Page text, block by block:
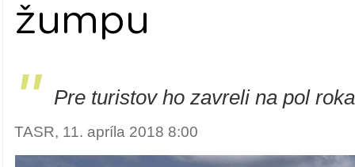
žumpu
" Pre turistov ho zavreli na pol
TASR, 11. apríla 2018 8:00